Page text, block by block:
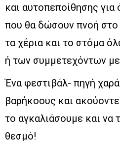
και αυτοπεποίθησης
που θα δώσουν πνοή στο
τα χέρια και το στόμα
ή των συμμετεχόντων
Ένα φεστιβάλ- πηγή
βαρήκοους και
το αγκαλιάσουμε και να
θεσμό!